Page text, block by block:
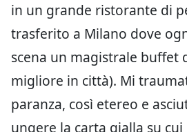
in un grande ristorante di
trasferito a Milano dove
scena un magistrale buffet
migliore in città). Mi
paranza, così etereo e
ungere la carta gialla su